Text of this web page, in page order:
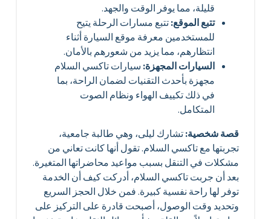
قليلة، مما يوفر الوقت والجهد.
تتبع الموقع:تتبع مسارات الرحلة يتيح
للمستخدمين معرفة موقع السيارة أثناء
انتظارهم، مما يزيد من شعورهم بالأمان.
السيارات المجهزة:سيارات تاكسي السلام
مجهزة بأحدث التقنيات لضمان الراحة، بما
في ذلك تكييف الهواء ونظام الصوت
المتكامل.
قصة شخصية:تشارك ليلى، وهي طالبة جامعية،
تجربتها مع تاكسي السلام. تقول أنها كانت تعاني من
مشكلات في التنقل بسبب مواعيد محاضراتها المتغيرة.
بعد أن جربت تاكسي السلام، أدركت كيف أن الخدمة
توفر لها راحة نفسية كبيرة. فمن خلال الحجز السريع
وتحديد وقت الوصول، أصبحت قادرة على التركيز على